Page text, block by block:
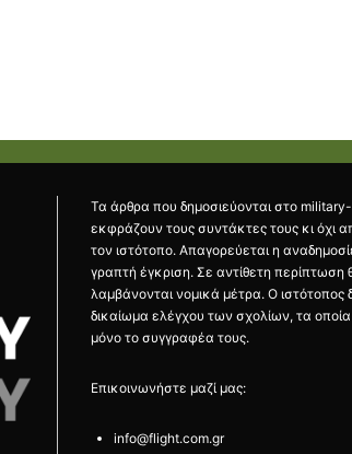
Τα άρθρα που δημοσιεύονται στο
εκφράζουν τους συντάκτες τους κι όχι
τον ιστότοπο. Απαγορεύεται η
γραπτή έγκριση. Σε αντίθετη περίπτωση
λαμβάνονται νομικά μέτρα. Ο ιστότοπος
δικαίωμα ελέγχου των σχολίων, τα
μόνο το συγγραφέα τους.
Επικοινωνήστε μαζί μας:
info@flight.com.gr